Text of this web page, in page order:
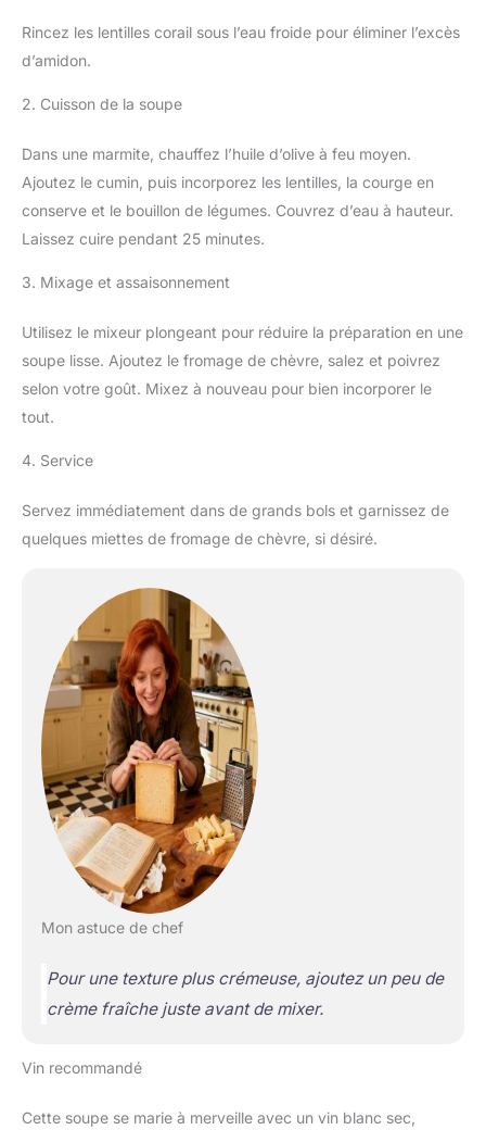
Rincez les lentilles corail sous l’eau froide pour éliminer l’excès
d’amidon.
2. Cuisson de la soupe
Dans une marmite, chauffez l’huile d’olive à feu moyen.
Ajoutez le cumin, puis incorporez les lentilles, la courge en
conserve et le bouillon de légumes. Couvrez d’eau à hauteur.
Laissez cuire pendant 25 minutes.
3. Mixage et assaisonnement
Utilisez le mixeur plongeant pour réduire la préparation en une
soupe lisse. Ajoutez le fromage de chèvre, salez et poivrez
selon votre goût. Mixez à nouveau pour bien incorporer le
tout.
4. Service
Servez immédiatement dans de grands bols et garnissez de
quelques miettes de fromage de chèvre, si désiré.
Mon astuce de chef
Pour une texture plus crémeuse, ajoutez un peu de
crème fraîche juste avant de mixer.
Vin recommandé
Cette soupe se marie à merveille avec un vin blanc sec,